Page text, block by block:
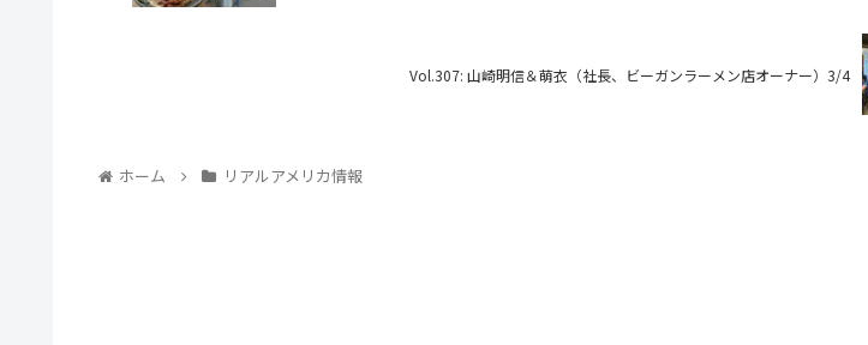
Vol.307: 山崎明信＆萌衣（社長、ビーガンラーメン店オーナー）3/4
ホーム リアルアメリカ情報